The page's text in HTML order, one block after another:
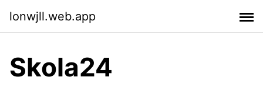
lonwjll.web.app
Skola24